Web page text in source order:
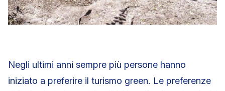
Negli ultimi anni sempre più persone hanno
iniziato a preferire il turismo green. Le preferenze